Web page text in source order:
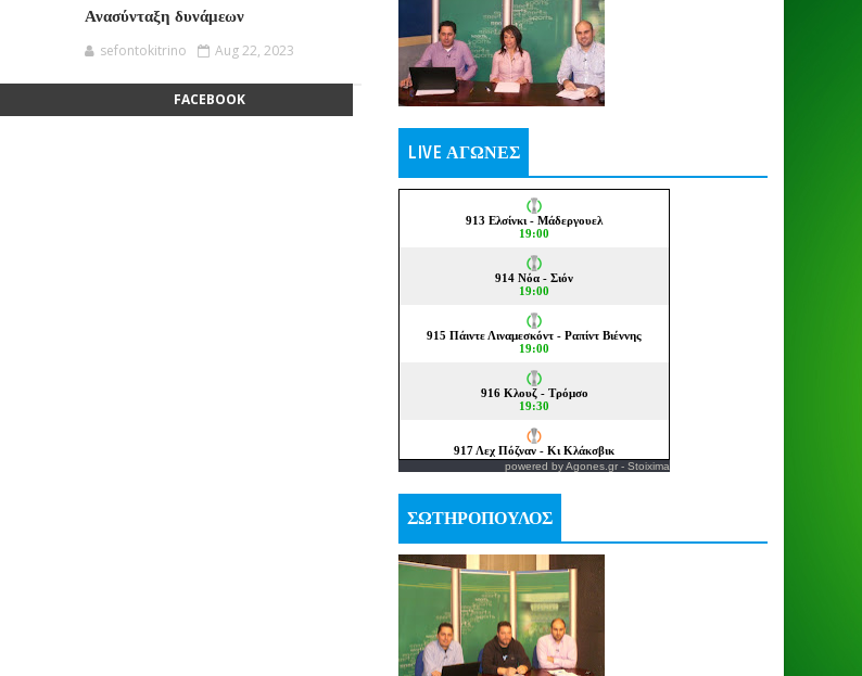
Ανασύνταξη δυνάμεων
sefontokitrino Aug 22, 2023
FACEBOOK
LIVE ΑΓΩΝΕΣ
powered byAgones.gr - Stoixima
ΣΩΤΗΡΟΠΟΥΛΟΣ